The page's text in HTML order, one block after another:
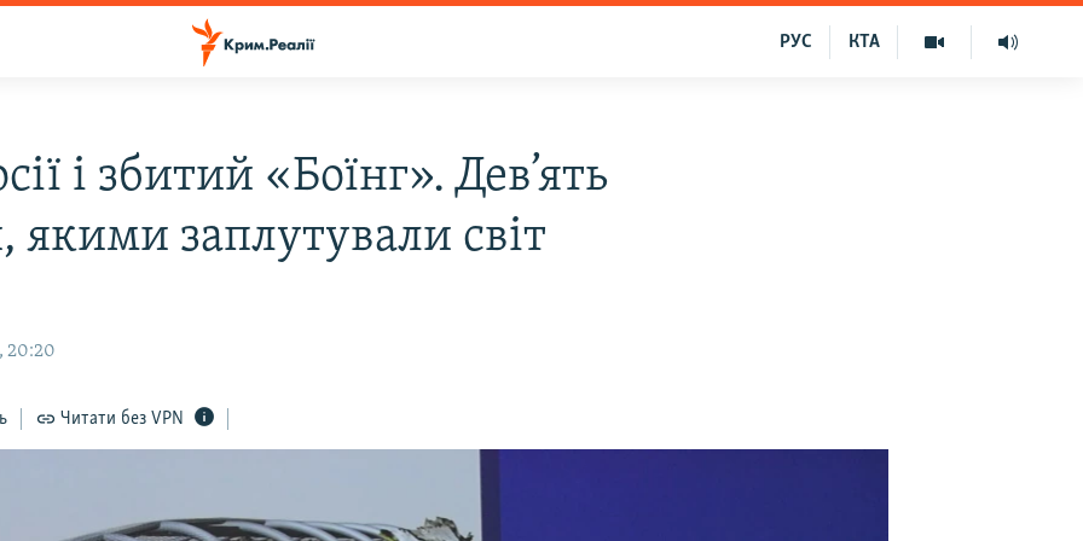
КТА
РУС
і збитий «Боїнг». Дев’ять
якими заплутували світ
20:20
Читати без VPN